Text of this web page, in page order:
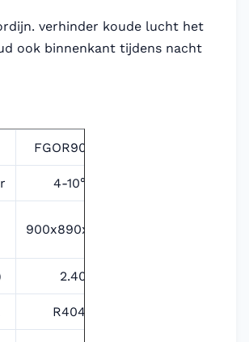
verhinder koude lucht het
ook binnenkant tijdens nacht
FGOR900LD
4-10℃
900x890x2000
2.40
R404A